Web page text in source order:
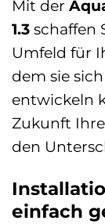
Mit der
1.3 schaffen
Umfeld für
dem sie
entwickeln
Zukunft
den
einfach